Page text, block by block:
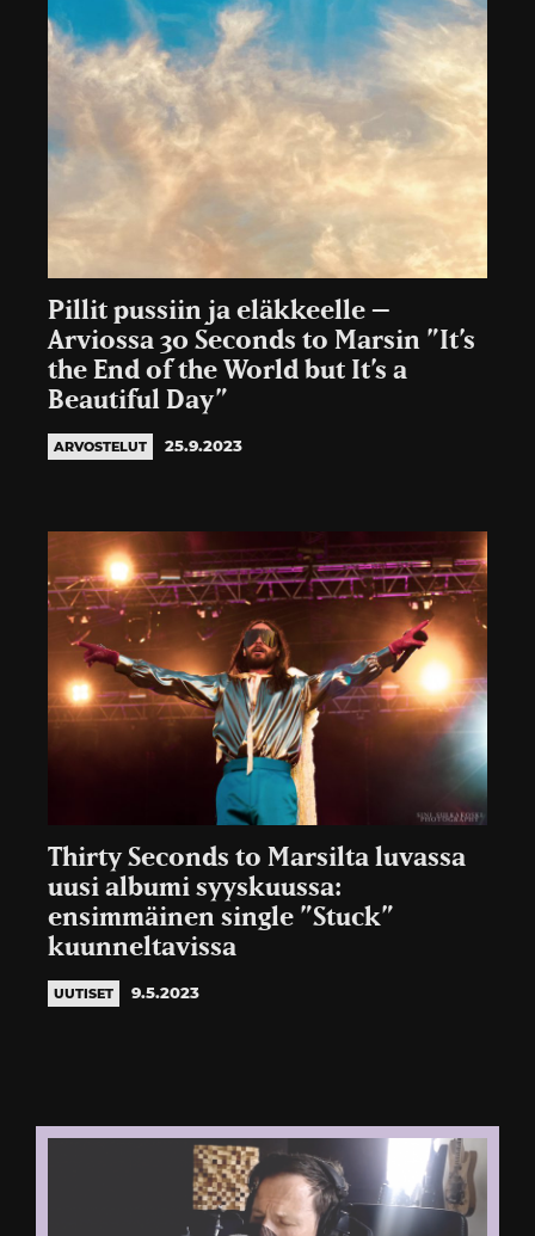
Pillit pussiin ja eläkkeelle –
Arviossa 30 Seconds to Marsin ”It’s
the End of the World but It’s a
Beautiful Day”
ARVOSTELUT 25.9.2023
Thirty Seconds to Marsilta luvassa
uusi albumi syyskuussa:
ensimmäinen single ”Stuck”
kuunneltavissa
UUTISET 9.5.2023